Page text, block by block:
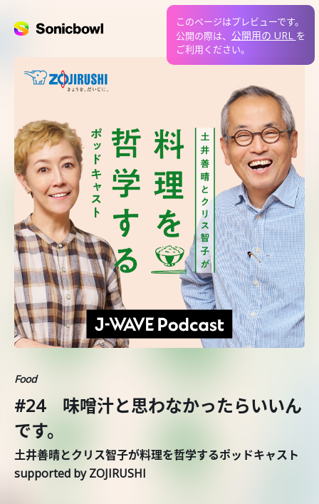
このページはプレビューです。
公開の際は、 公開用の URL を
ご利用ください。
Food
#24 味噌汁と思わなかったらいいん
です。
土井善晴とクリス智子が料理を哲学するポッドキャスト
supported by ZOJIRUSHI